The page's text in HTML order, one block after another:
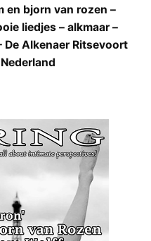
en bjorn van rozen –
liedjes – alkmaar –
Alkenaer Ritsevoort